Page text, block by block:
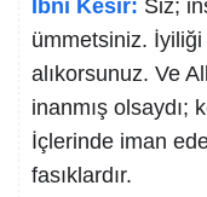
İbni Kesir: Siz;
ümmetsiniz.
alıkorsunuz. Ve
inanmış olsaydı;
İçlerinde iman
fasıklardır.